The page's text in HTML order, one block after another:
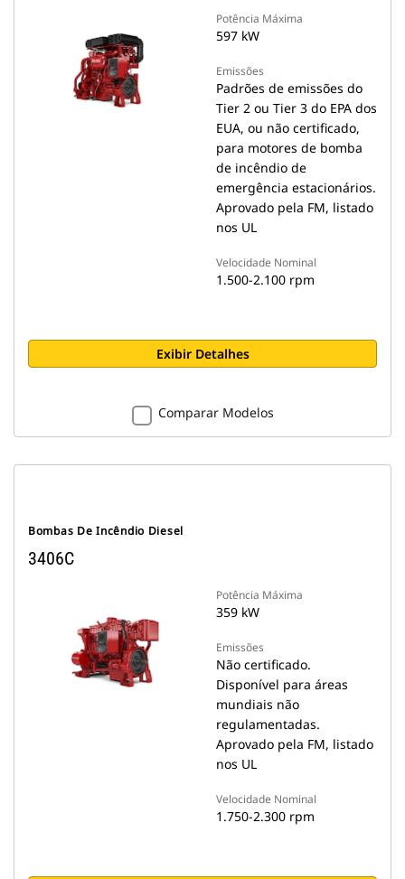
Potência Máxima
597 kW
Emissões
Padrões de emissões do
Tier 2 ou Tier 3 do EPA dos
EUA, ou não certificado,
para motores de bomba
de incêndio de
emergência estacionários.
Aprovado pela FM, listado
nos UL
Velocidade Nominal
1.500-2.100 rpm
Exibir Detalhes
Comparar Modelos
Bombas De Incêndio Diesel
3406C
Potência Máxima
359 kW
Emissões
Não certificado.
Disponível para áreas
mundiais não
regulamentadas.
Aprovado pela FM, listado
nos UL
Velocidade Nominal
1.750-2.300 rpm